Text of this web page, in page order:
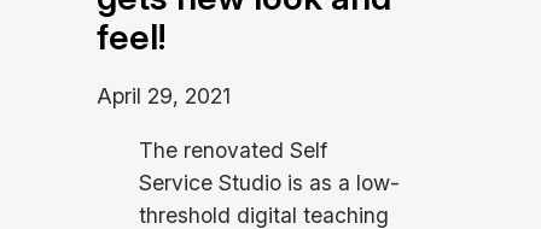
feel!
April 29, 2021
The renovated Self
Service Studio is as a low-
threshold digital teaching